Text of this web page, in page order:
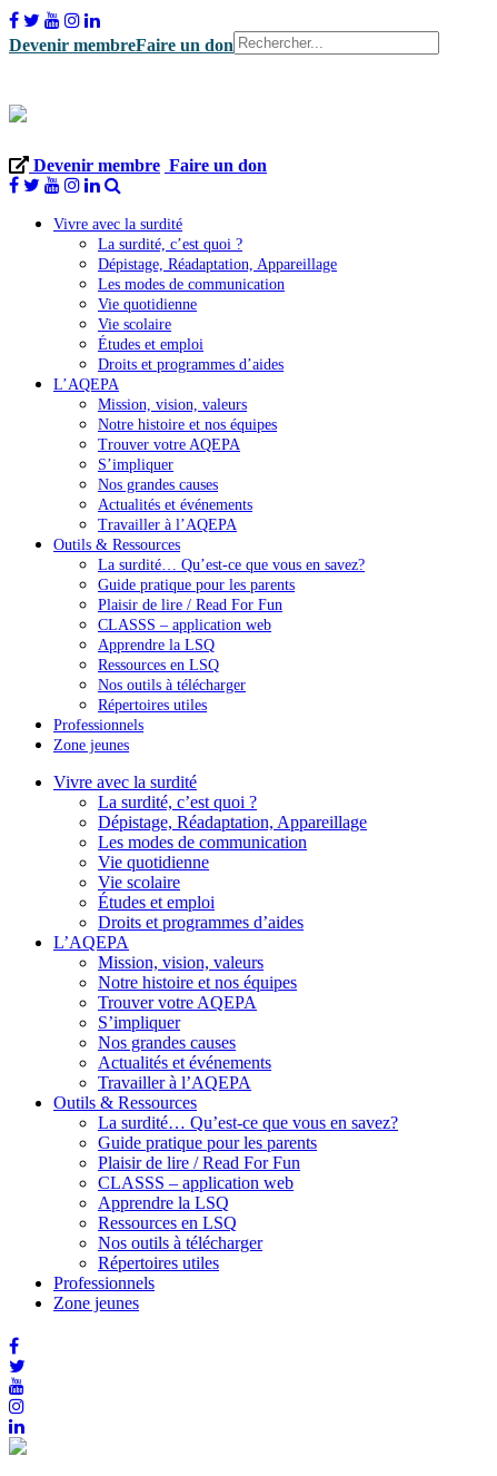
Devenir membreFaire un don
Devenir membre Faire un don
Vivre avec la surdité
La surdité, c’est quoi ?
Dépistage, Réadaptation, Appareillage
Les modes de communication
Vie quotidienne
Vie scolaire
Études et emploi
Droits et programmes d’aides
L’AQEPA
Mission, vision, valeurs
Notre histoire et nos équipes
Trouver votre AQEPA
S’impliquer
Nos grandes causes
Actualités et événements
Travailler à l’AQEPA
Outils & Ressources
La surdité… Qu’est-ce que vous en savez?
Guide pratique pour les parents
Plaisir de lire / Read For Fun
CLASSS – application web
Apprendre la LSQ
Ressources en LSQ
Nos outils à télécharger
Répertoires utiles
Professionnels
Zone jeunes
Vivre avec la surdité
La surdité, c’est quoi ?
Dépistage, Réadaptation, Appareillage
Les modes de communication
Vie quotidienne
Vie scolaire
Études et emploi
Droits et programmes d’aides
L’AQEPA
Mission, vision, valeurs
Notre histoire et nos équipes
Trouver votre AQEPA
S’impliquer
Nos grandes causes
Actualités et événements
Travailler à l’AQEPA
Outils & Ressources
La surdité… Qu’est-ce que vous en savez?
Guide pratique pour les parents
Plaisir de lire / Read For Fun
CLASSS – application web
Apprendre la LSQ
Ressources en LSQ
Nos outils à télécharger
Répertoires utiles
Professionnels
Zone jeunes